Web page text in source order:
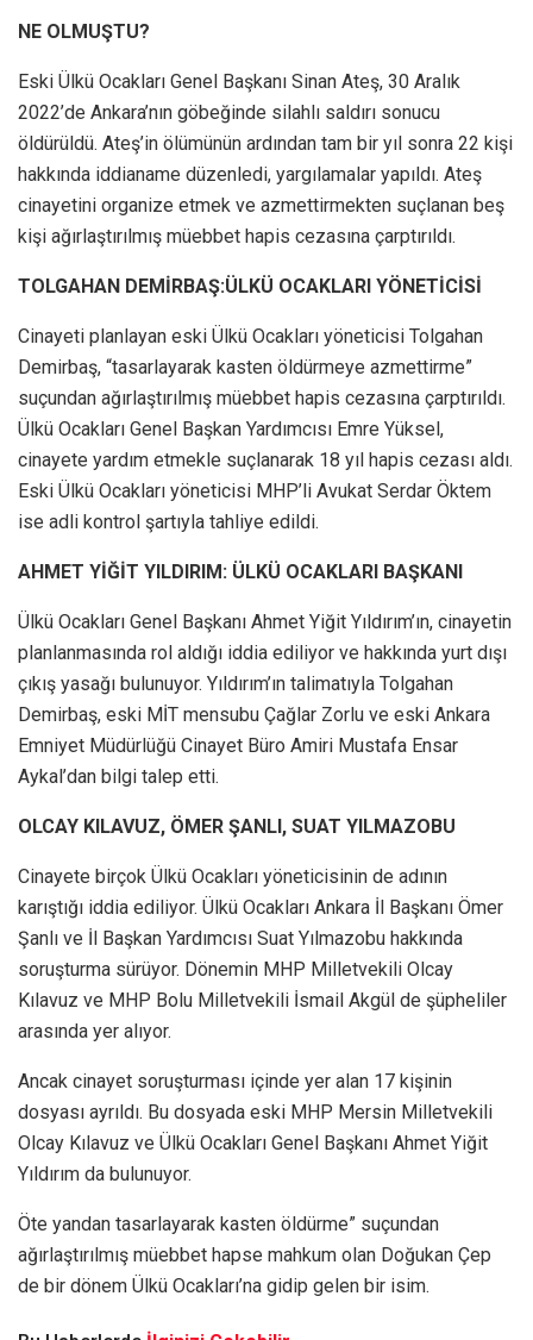
NE OLMUŞTU?
Eski Ülkü Ocakları Genel Başkanı Sinan Ateş, 30 Aralık
2022’de Ankara’nın göbeğinde silahlı saldırı sonucu
öldürüldü. Ateş’in ölümünün ardından tam bir yıl sonra 22 kişi
hakkında iddianame düzenledi, yargılamalar yapıldı. Ateş
cinayetini organize etmek ve azmettirmekten suçlanan beş
kişi ağırlaştırılmış müebbet hapis cezasına çarptırıldı.
TOLGAHAN DEMİRBAŞ:ÜLKÜ OCAKLARI YÖNETİCİSİ
Cinayeti planlayan eski Ülkü Ocakları yöneticisi Tolgahan
Demirbaş, “tasarlayarak kasten öldürmeye azmettirme”
suçundan ağırlaştırılmış müebbet hapis cezasına çarptırıldı.
Ülkü Ocakları Genel Başkan Yardımcısı Emre Yüksel,
cinayete yardım etmekle suçlanarak 18 yıl hapis cezası aldı.
Eski Ülkü Ocakları yöneticisi MHP’li Avukat Serdar Öktem
ise adli kontrol şartıyla tahliye edildi.
AHMET YİĞİT YILDIRIM: ÜLKÜ OCAKLARI BAŞKANI
Ülkü Ocakları Genel Başkanı Ahmet Yiğit Yıldırım’ın, cinayetin
planlanmasında rol aldığı iddia ediliyor ve hakkında yurt dışı
çıkış yasağı bulunuyor. Yıldırım’ın talimatıyla Tolgahan
Demirbaş, eski MİT mensubu Çağlar Zorlu ve eski Ankara
Emniyet Müdürlüğü Cinayet Büro Amiri Mustafa Ensar
Aykal’dan bilgi talep etti.
OLCAY KILAVUZ, ÖMER ŞANLI, SUAT YILMAZOBU
Cinayete birçok Ülkü Ocakları yöneticisinin de adının
karıştığı iddia ediliyor. Ülkü Ocakları Ankara İl Başkanı Ömer
Şanlı ve İl Başkan Yardımcısı Suat Yılmazobu hakkında
soruşturma sürüyor. Dönemin MHP Milletvekili Olcay
Kılavuz ve MHP Bolu Milletvekili İsmail Akgül de şüpheliler
arasında yer alıyor.
Ancak cinayet soruşturması içinde yer alan 17 kişinin
dosyası ayrıldı. Bu dosyada eski MHP Mersin Milletvekili
Olcay Kılavuz ve Ülkü Ocakları Genel Başkanı Ahmet Yiğit
Yıldırım da bulunuyor.
Öte yandan tasarlayarak kasten öldürme” suçundan
ağırlaştırılmış müebbet hapse mahkum olan Doğukan Çep
de bir dönem Ülkü Ocakları’na gidip gelen bir isim.